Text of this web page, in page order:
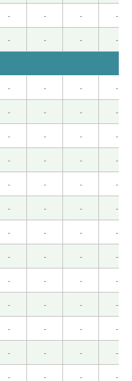
见！您再开始上课我
非常开心！我相信您
再见，谢谢！
( 男性 )
乌冬县吃乌冬面吧 哈哈
( 30代 男性 )
，80%是对的。他们
值得参考。不过关键
取听他们的。孩子们
性 )
已经到了刻不容缓的
到了苦辣酸甜。我也
用武之地。下次见。
- - - -
- - - -
- - - -
- - - -
- - - -
- - - -
- - - -
- - - -
- - - -
- - - -
- - - -
- - - -
- - - -
- - - -
- - - -